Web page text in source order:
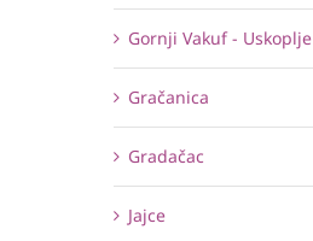
Gornji Vakuf - Uskoplje
Gračanica
Gradačac
Jajce